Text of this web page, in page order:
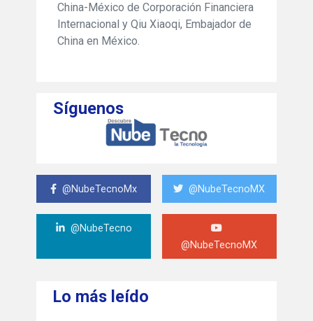
China-México de Corporación Financiera
Internacional y Qiu Xiaoqi, Embajador de
China en México.
Síguenos
@NubeTecnoMx @NubeTecnoMX
@NubeTecno
@NubeTecnoMX
Lo más leído